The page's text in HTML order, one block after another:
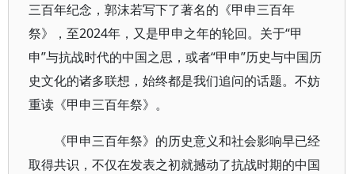
三百年纪念，郭沫若写下了著名的《甲申三百年
祭》，至2024年，又是甲申之年的轮回。关于“甲
申”与抗战时代的中国之思，或者“甲申”历史与中国历
史文化的诸多联想，始终都是我们追问的话题。不妨
重读《甲申三百年祭》。
《甲申三百年祭》的历史意义和社会影响早已经
取得共识，不仅在发表之初就撼动了抗战时期的中国